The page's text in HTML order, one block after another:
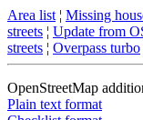
Area list ¦ Missing
streets ¦ Update from
streets ¦ Overpass turbo
OpenStreetMap
Plain text format